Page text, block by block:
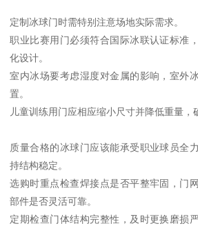
定制冰球门时需特别注意场地实际需求。
职业比赛用门必须符合国际冰联认证标准
化设计。
室内冰场要考虑湿度对金属的影响，室外
置。
儿童训练用门应相应缩小尺寸并降低重量，
质量合格的冰球门应该能承受职业球员全
持结构稳定。
选购时重点检查焊接点是否平整牢固，门
部件是否灵活可靠。
定期检查门体结构完整性，及时更换磨损